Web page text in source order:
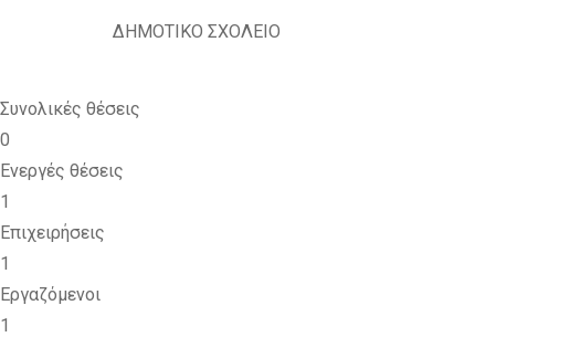
ΔΗΜΟΤΙΚΟ ΣΧΟΛΕΙΟ
Συνολικές θέσεις
0
Ενεργές θέσεις
1
Επιχειρήσεις
1
Εργαζόμενοι
1